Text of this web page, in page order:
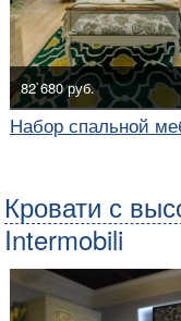
82`680 руб.
Набор спальной
Кровати с
Intermobili